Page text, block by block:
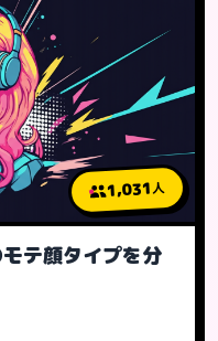
1,031人
テ顔タイプを分